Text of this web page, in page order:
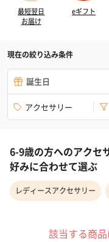
最短翌日
お届け
eギフト
現在の絞り込み条件
誕生日
アクセサリー
6-9歳の方へのアクセ
好みに合わせて選ぶ
レディースアクセサリー
該当する商品